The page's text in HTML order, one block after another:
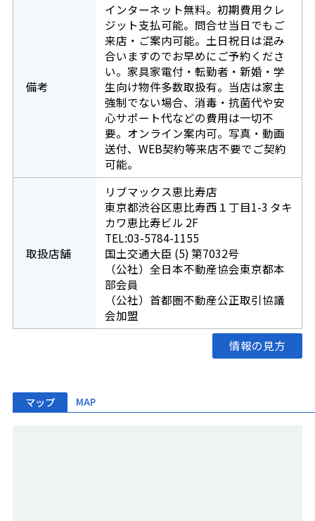
備考
インターネット無料。初期費用クレ
ジット支払可能。問合せ当日でもご
来店・ご案内可能。土日祝日は混み
合いますのでお早めにご予約くださ
い。家具家電付・転勤者・新婚・学
生向け物件多数取扱有。当店は家主
強制でない場合、消毒・抗菌代や安
心サポート代などの費用は一切不
要。オンライン案内可。写真・動画
送付、WEB契約等来店不要でご契約
可能。
取扱店舗
リブマックス恵比寿店
東京都渋谷区恵比寿西１丁目1-3 タキ
カワ恵比寿ビル 2F
TEL:03-5784-1155
国土交通大臣 (5) 第7032号
（公社）全日本不動産協会東京都本
部会員
（公社）首都圏不動産公正取引協議
会加盟
情報の見方
マップ MAP